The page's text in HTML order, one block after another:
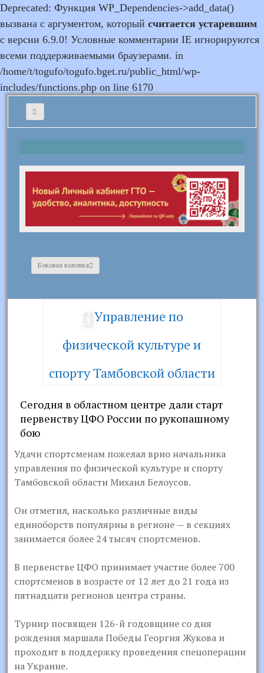
Deprecated: Функция WP_Dependencies->add_data()
вызвана с аргументом, который считается устаревшим
с версии 6.9.0! Условные комментарии IE игнорируются
всеми поддерживаемыми браузерами. in
/home/t/togufo/togufo.bget.ru/public_html/wp-
includes/functions.php on line 6170
Боковая колонка
Управление по
физической культуре и
спорту Тамбовской области
Сегодня в областном центре дали старт
первенству ЦФО России по рукопашному
бою
Удачи спортсменам пожелал врио начальника
управления по физической культуре и спорту
Тамбовской области Михаил Белоусов.
Он отметил, насколько различные виды
единоборств популярны в регионе — в секциях
занимается более 24 тысяч спортсменов.
В первенстве ЦФО принимает участие более 700
спортсменов в возрасте от 12 лет до 21 года из
пятнадцати регионов центра страны.
Турнир посвящен 126-й годовщине со дня
рождения маршала Победы Георгия Жукова и
проходит в поддержку проведения спецоперации
на Украине.